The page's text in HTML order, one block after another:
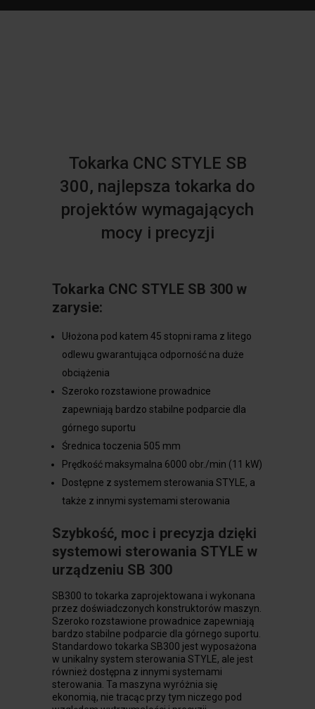
Tokarka CNC STYLE SB
300, najlepsza tokarka do
projektów wymagających
mocy i precyzji
Tokarka CNC STYLE SB 300 w
zarysie:
Ułożona pod katem 45 stopni rama z litego
odlewu gwarantująca odporność na duże
obciążenia
Szeroko rozstawione prowadnice
zapewniają bardzo stabilne podparcie dla
górnego suportu
Średnica toczenia 505 mm
Prędkość maksymalna 6000 obr./min (11 kW)
Dostępne z systemem sterowania STYLE, a
także z innymi systemami sterowania
Szybkość, moc i precyzja dzięki
systemowi sterowania STYLE w
urządzeniu SB 300
SB300 to tokarka zaprojektowana i wykonana
przez doświadczonych konstruktorów maszyn.
Szeroko rozstawione prowadnice zapewniają
bardzo stabilne podparcie dla górnego suportu.
Standardowo tokarka SB300 jest wyposażona
w unikalny system sterowania STYLE, ale jest
również dostępna z innymi systemami
sterowania. Ta maszyna wyróżnia się
ekonomią, nie tracąc przy tym niczego pod